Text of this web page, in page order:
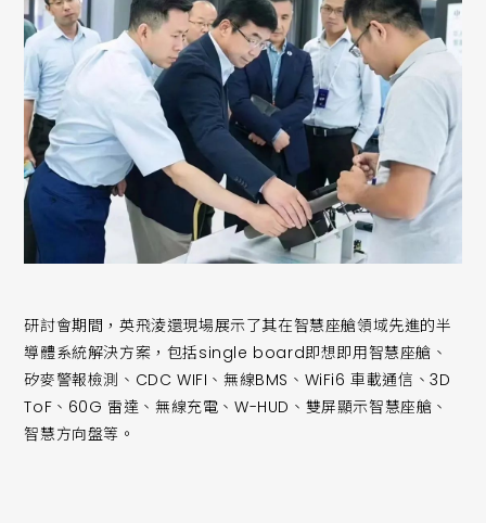
研討會期間，英飛淩還現場展示了其在智慧座艙領域先進的半
導體系統解決方案，包括single board即想即用智慧座艙、
矽麥警報檢測、CDC WIFI、無線BMS、WiFi6 車載通信、3D
ToF、60G 雷達、無線充電、W-HUD、雙屏顯示智慧座艙、
智慧方向盤等。